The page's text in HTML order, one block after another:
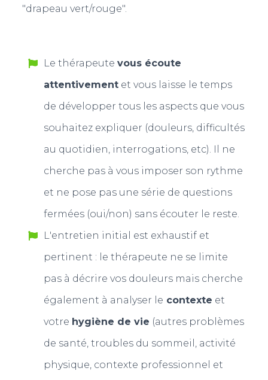
"drapeau vert/rouge".
Le thérapeute vous écoute
attentivementet vous laisse le temps
de développer tous les aspects que vous
souhaitez expliquer (douleurs, difficultés
au quotidien, interrogations, etc). Il ne
cherche pas à vous imposer son rythme
et ne pose pas une série de questions
fermées (oui/non) sans écouter le reste.
L'entretien initial est exhaustif et
pertinent : le thérapeute ne se limite
pas à décrire vos douleurs mais cherche
également à analyser le contexte et
votre hygiène de vie (autres problèmes
de santé, troubles du sommeil, activité
physique, contexte professionnel et